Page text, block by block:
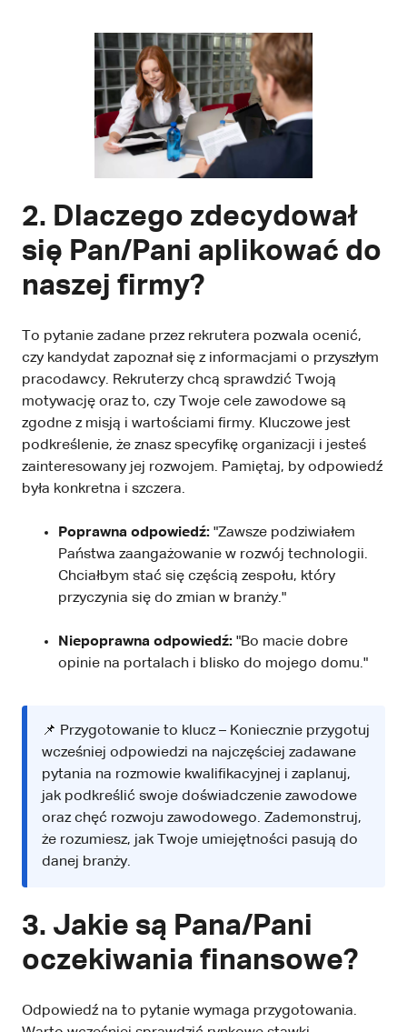
2. Dlaczego zdecydował
się Pan/Pani aplikować do
naszej firmy?
To pytanie zadane przez rekrutera pozwala ocenić,
czy kandydat zapoznał się z informacjami o przyszłym
pracodawcy. Rekruterzy chcą sprawdzić Twoją
motywację oraz to, czy Twoje cele zawodowe są
zgodne z misją i wartościami firmy. Kluczowe jest
podkreślenie, że znasz specyfikę organizacji i jesteś
zainteresowany jej rozwojem. Pamiętaj, by odpowiedź
była konkretna i szczera.
Poprawna odpowiedź: "Zawsze podziwiałem
Państwa zaangażowanie w rozwój technologii.
Chciałbym stać się częścią zespołu, który
przyczynia się do zmian w branży."
Niepoprawna odpowiedź: "Bo macie dobre
opinie na portalach i blisko do mojego domu."
📌 Przygotowanie to klucz – Koniecznie przygotuj
wcześniej odpowiedzi na najczęściej zadawane
pytania na rozmowie kwalifikacyjnej i zaplanuj,
jak podkreślić swoje doświadczenie zawodowe
oraz chęć rozwoju zawodowego. Zademonstruj,
że rozumiesz, jak Twoje umiejętności pasują do
danej branży.
3. Jakie są Pana/Pani
oczekiwania finansowe?
Odpowiedź na to pytanie wymaga przygotowania.